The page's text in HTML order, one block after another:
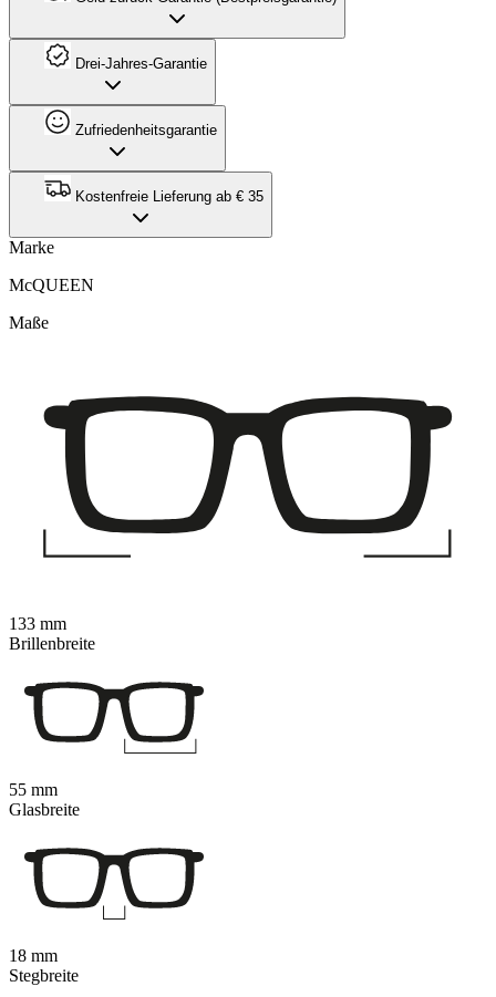
Drei-Jahres-Garantie
Zufriedenheitsgarantie
Kostenfreie Lieferung ab € 35
Marke
McQUEEN
Maße
133 mm
Brillenbreite
55 mm
Glasbreite
18 mm
Stegbreite